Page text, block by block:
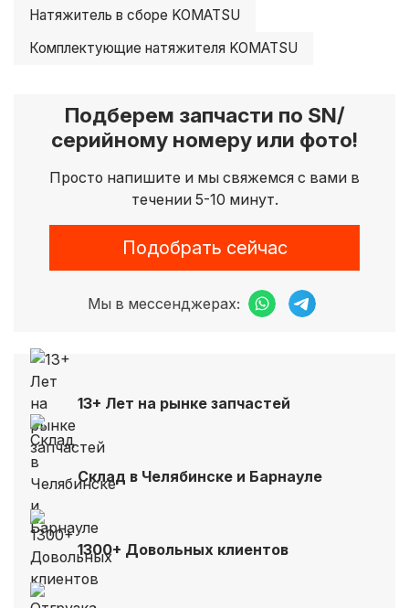
Натяжитель в сборе KOMATSU
Комплектующие натяжителя KOMATSU
Подберем запчасти по SN/
серийному номеру или фото!
Просто напишите и мы свяжемся с вами в
течении 5-10 минут.
Подобрать сейчас
Мы в мессенджерах:
13+ Лет на рынке запчастей
Склад в Челябинске и Барнауле
1300+ Довольных клиентов